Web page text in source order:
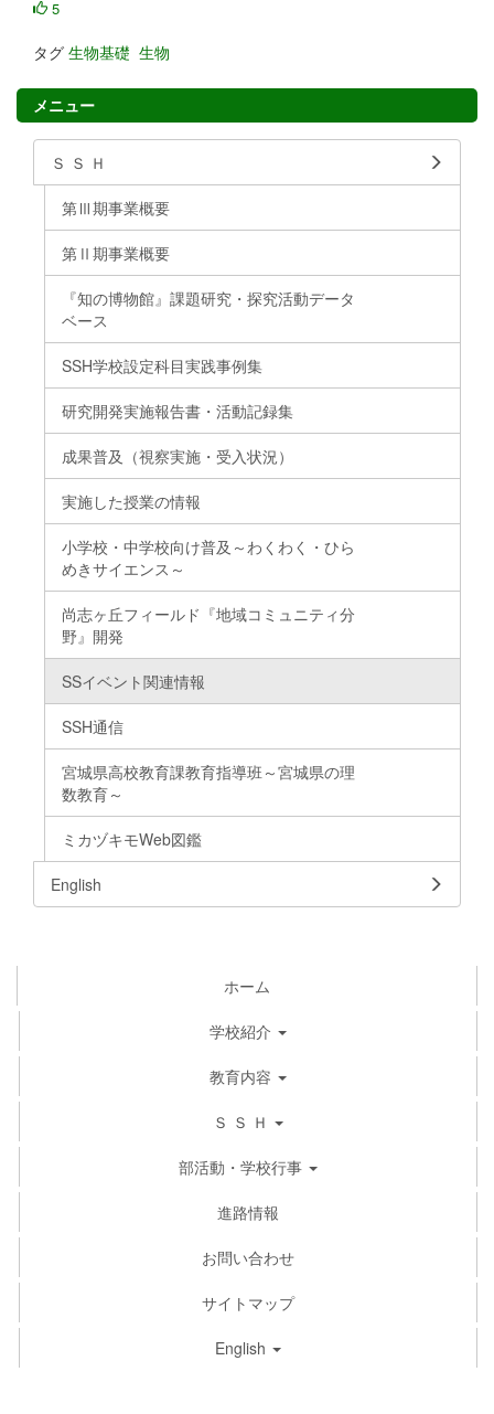
5
タグ 生物基礎 生物
メニュー
Ｓ Ｓ Ｈ
第Ⅲ期事業概要
第Ⅱ期事業概要
『知の博物館』課題研究・探究活動データ
ベース
SSH学校設定科目実践事例集
研究開発実施報告書・活動記録集
成果普及（視察実施・受入状況）
実施した授業の情報
小学校・中学校向け普及～わくわく・ひら
めきサイエンス～
尚志ヶ丘フィールド『地域コミュニティ分
野』開発
SSイベント関連情報
SSH通信
宮城県高校教育課教育指導班～宮城県の理
数教育～
ミカヅキモWeb図鑑
English
ホーム
学校紹介
教育内容
Ｓ Ｓ Ｈ
部活動・学校行事
進路情報
お問い合わせ
サイトマップ
English